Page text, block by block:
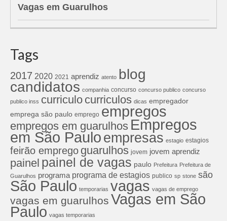
Vagas em Guarulhos
Tags
2017 2020 2021 aprendiz atento blog
candidatos companhia concurso concurso publico concurso
publico inss curriculo curriculos dicas empregador
emprega são paulo emprego empregos
empregos em guarulhos Empregos
em São Pauloempresas estagio estagios
feirão emprego guarulhos jovem jovem aprendiz
painel painel de vagas paulo Prefeitura Prefeitura de
Guarulhos programa programa de estagios publico sp stone são
São Paulo temporarias vagas vagas de emprego
vagas em guarulhos Vagas em São
Paulo vagas temporarias